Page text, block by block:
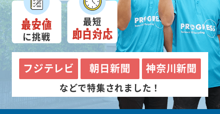
最安値
に挑戦
最短
即日対応
フジテレビ 朝日新聞 神奈川新聞
などで特集されました！